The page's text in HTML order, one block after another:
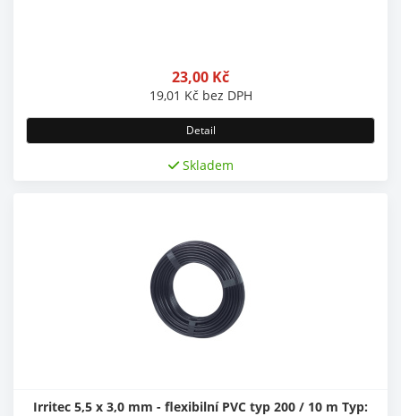
23,00 Kč
19,01 Kč bez DPH
Detail
Skladem
Irritec 5,5 x 3,0 mm - flexibilní PVC typ 200 / 10 m Typ: